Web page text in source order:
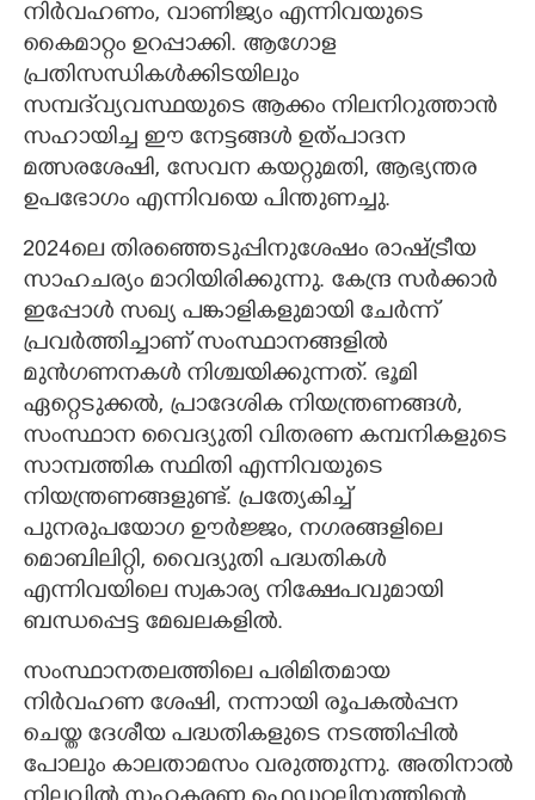
നിർവഹണം, വാണിജ്യം എന്നിവയുടെ
കൈമാറ്റം ഉറപ്പാക്കി. ആഗോള
പ്രതിസന്ധികൾക്കിടയിലും
സമ്പദ്‌വ്യവസ്ഥയുടെ ആക്കം നിലനിറുത്താൻ
സഹായിച്ച ഈ നേട്ടങ്ങൾ ഉത്പാദന
മത്സരശേഷി, സേവന കയറ്റുമതി, ആഭ്യന്തര
ഉപഭോഗം എന്നിവയെ പിന്തുണച്ചു.
2024ലെ തിരഞ്ഞെടുപ്പിനുശേഷം രാഷ്ട്രീയ
സാഹചര്യം മാറിയിരിക്കുന്നു. കേന്ദ്ര സർക്കാർ
ഇപ്പോൾ സഖ്യ പങ്കാളികളുമായി ചേർന്ന്
പ്രവർത്തിച്ചാണ് സംസ്ഥാനങ്ങളിൽ
മുൻഗണനകൾ നിശ്ചയിക്കുന്നത്. ഭൂമി
ഏറ്റെടുക്കൽ, പ്രാദേശിക നിയന്ത്രണങ്ങൾ,
സംസ്ഥാന വൈദ്യുതി വിതരണ കമ്പനികളുടെ
സാമ്പത്തിക സ്ഥിതി എന്നിവയുടെ
നിയന്ത്രണങ്ങളുണ്ട്. പ്രത്യേകിച്ച്
പുനരുപയോഗ ഊർജ്ജം, നഗരങ്ങളിലെ
മൊബിലിറ്റി, വൈദ്യുതി പദ്ധതികൾ
എന്നിവയിലെ സ്വകാര്യ നിക്ഷേപവുമായി
ബന്ധപ്പെട്ട മേഖലകളിൽ.
സംസ്ഥാനതലത്തിലെ പരിമിതമായ
നിർവഹണ ശേഷി, നന്നായി രൂപകൽപ്പന
ചെയ്ത ദേശീയ പദ്ധതികളുടെ നടത്തിപ്പിൽ
പോലും കാലതാമസം വരുത്തുന്നു. അതിനാൽ